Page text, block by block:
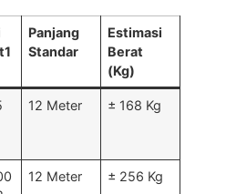
Panjang
Standar
Estimasi
Berat
(Kg)
12 Meter ± 168 Kg
12 Meter ± 256 Kg